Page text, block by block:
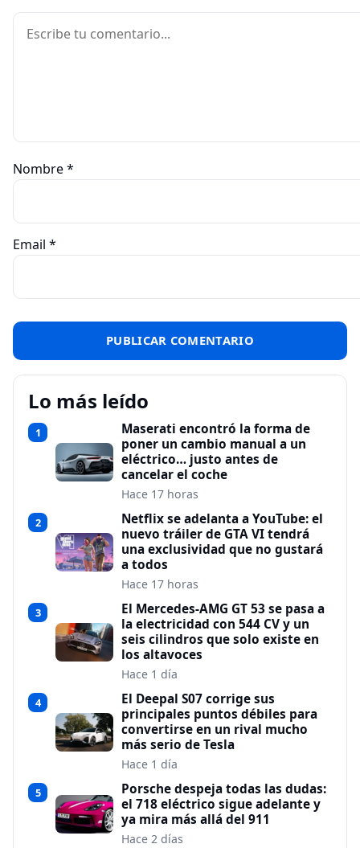
Comentario
Nombre*
Email *
Lo más leído
1
Maserati encontró la forma de
poner un cambio manual a un
eléctrico… justo antes de
cancelar el coche
Hace 17 horas
2
Netflix se adelanta a YouTube: el
nuevo tráiler de GTA VI tendrá
una exclusividad que no gustará
a todos
Hace 17 horas
3
El Mercedes-AMG GT 53 se pasa a
la electricidad con 544 CV y un
seis cilindros que solo existe en
los altavoces
Hace 1 día
4
El Deepal S07 corrige sus
principales puntos débiles para
convertirse en un rival mucho
más serio de Tesla
Hace 1 día
5
Porsche despeja todas las dudas:
el 718 eléctrico sigue adelante y
ya mira más allá del 911
Hace 2 días